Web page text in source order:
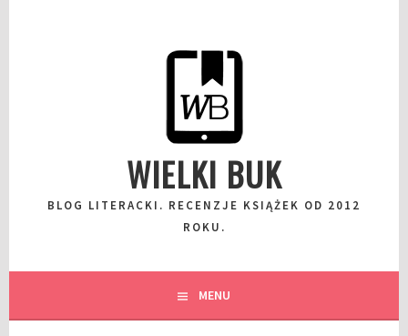
WIELKI BUK
BLOG LITERACKI. RECENZJE KSIĄŻEK OD 2012
ROKU.
MENU